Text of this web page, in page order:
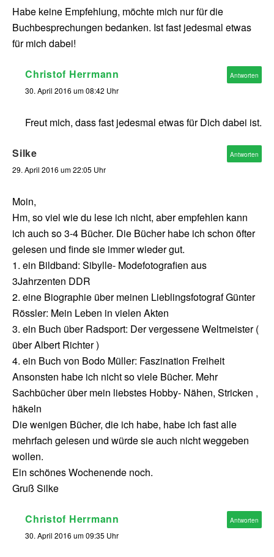
Habe keine Empfehlung, möchte mich nur für die
Buchbesprechungen bedanken. Ist fast jedesmal etwas
für mich dabei!
Christof Herrmann
30. April 2016 um 08:42 Uhr
Freut mich, dass fast jedesmal etwas für Dich dabei ist.
Antworten
Silke
29. April 2016 um 22:05 Uhr
Moin,
Hm, so viel wie du lese ich nicht, aber empfehlen kann
ich auch so 3-4 Bücher. Die Bücher habe ich schon öfter
gelesen und finde sie immer wieder gut.
1. ein Bildband: Sibylle- Modefotografien aus
3Jahrzenten DDR
2. eine Biographie über meinen Lieblingsfotograf Günter
Rössler: Mein Leben in vielen Akten
3. ein Buch über Radsport: Der vergessene Weltmeister (
über Albert Richter )
4. ein Buch von Bodo Müller: Faszination Freiheit
Ansonsten habe ich nicht so viele Bücher. Mehr
Sachbücher über mein liebstes Hobby- Nähen, Stricken ,
häkeln
Die wenigen Bücher, die ich habe, habe ich fast alle
mehrfach gelesen und würde sie auch nicht weggeben
wollen.
Ein schönes Wochenende noch.
Gruß Silke
Antworten
Christof Herrmann
30. April 2016 um 09:35 Uhr
Antworten